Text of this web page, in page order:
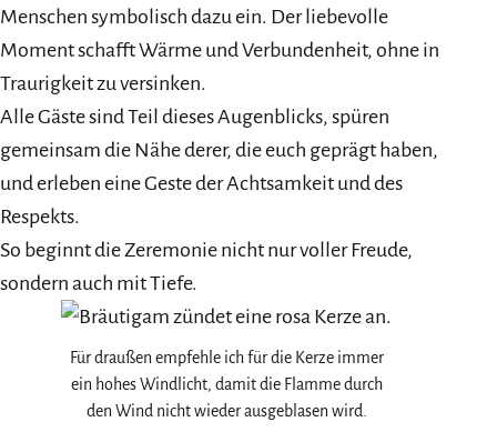
Menschen symbolisch dazu ein. Der liebevolle
Moment schafft Wärme und Verbundenheit, ohne in
Traurigkeit zu versinken.
Alle Gäste sind Teil dieses Augenblicks, spüren
gemeinsam die Nähe derer, die euch geprägt haben,
und erleben eine Geste der Achtsamkeit und des
Respekts.
So beginnt die Zeremonie nicht nur voller Freude,
sondern auch mit Tiefe.
Für draußen empfehle ich für die Kerze immer
ein hohes Windlicht, damit die Flamme durch
den Wind nicht wieder ausgeblasen wird.